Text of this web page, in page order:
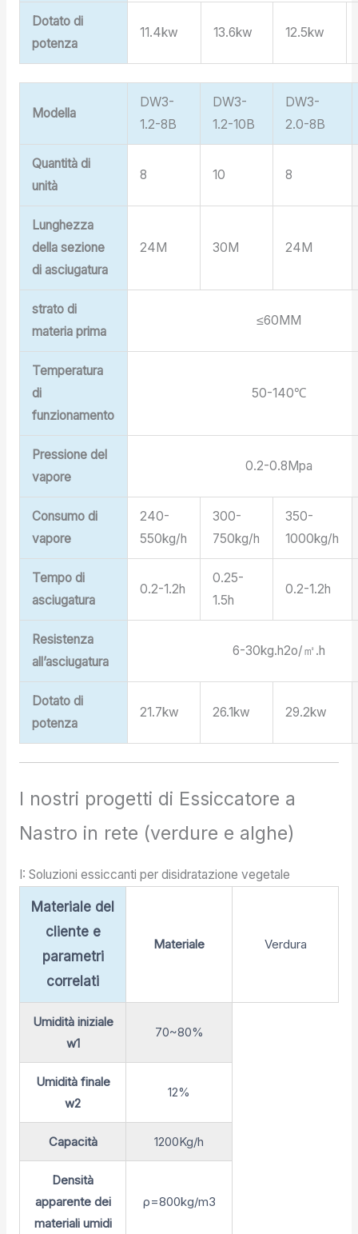
Dotato di
potenza
11.4kw 13.6kw 12.5kw
Modella
DW3-
1.2-8B
DW3-
1.2-10B
DW3-
2.0-8B
Quantità di
unità
8 10 8
Lunghezza
della sezione
di asciugatura
24M 30M 24M
strato di
materia prima
≤60MM
Temperatura
di
funzionamento
50-140℃
Pressione del
vapore
0.2-0.8Mpa
Consumo di
vapore
240-
550kg/h
300-
750kg/h
350-
1000kg/h
Tempo di
asciugatura
0.2-1.2h
0.25-
1.5h
0.2-1.2h
Resistenza
all’asciugatura
6-30kg.h2o/㎡.h
Dotato di
potenza
21.7kw 26.1kw 29.2kw
I nostri progetti di Essiccatore a
Nastro in rete (verdure e alghe)
I: Soluzioni essiccanti per disidratazione vegetale
Materiale del
cliente e
parametri
correlati
Materiale Verdura
Umidità iniziale
w1
70~80%
Umidità finale
w2
12%
Capacità 1200Kg/h
Densità
apparente dei
materiali umidi
ρ=800kg/m3